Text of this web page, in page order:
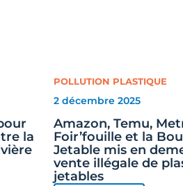
la
POLLUTION PLASTIQUE
2 décembre 2025
Amazon, Temu,
Foir’fouille et la
Jetable mis en
vente illégale de
jetables